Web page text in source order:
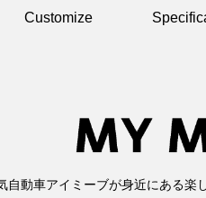
自動車アイミーブが身近にある楽
Customize